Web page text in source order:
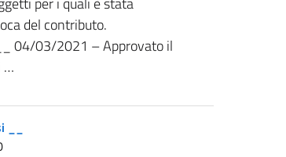
del contributo.
04/03/2021 – Approvato il
…